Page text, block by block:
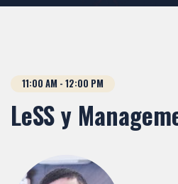
11:00 AM - 12:00 PM
LeSS y